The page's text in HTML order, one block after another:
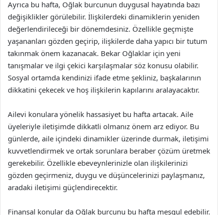
Ayrıca bu hafta, Oğlak burcunun duygusal hayatında bazı
değişiklikler görülebilir. İlişkilerdeki dinamiklerin yeniden
değerlendirileceği bir dönemdesiniz. Özellikle geçmişte
yaşananları gözden geçirip, ilişkilerde daha yapıcı bir tutum
takınmak önem kazanacak. Bekar Oğlaklar için yeni
tanışmalar ve ilgi çekici karşılaşmalar söz konusu olabilir.
Sosyal ortamda kendinizi ifade etme şekliniz, başkalarının
dikkatini çekecek ve hoş ilişkilerin kapılarını aralayacaktır.
Ailevi konulara yönelik hassasiyet bu hafta artacak. Aile
üyeleriyle iletişimde dikkatli olmanız önem arz ediyor. Bu
günlerde, aile içindeki dinamikler üzerinde durmak, iletişimi
kuvvetlendirmek ve ortak sorunlara beraber çözüm üretmek
gerekebilir. Özellikle ebeveynlerinizle olan ilişkilerinizi
gözden geçirmeniz, duygu ve düşüncelerinizi paylaşmanız,
aradaki iletişimi güçlendirecektir.
Finansal konular da Oğlak burcunu bu hafta meşgul edebilir.